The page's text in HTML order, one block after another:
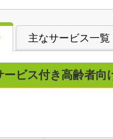
主なサービス一覧
ービス付き高齢者